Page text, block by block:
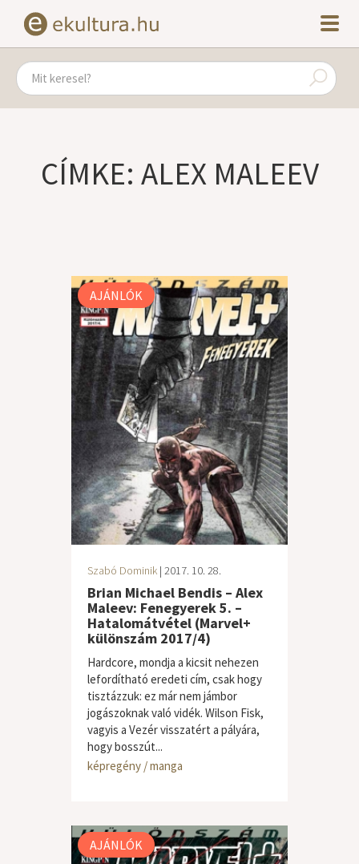
CÍMKE: ALEX MALEEV
AJÁNLÓK
Szabó Dominik | 2017. 10. 28.
Brian Michael Bendis – Alex
Maleev: Fenegyerek 5. –
Hatalomátvétel (Marvel+
különszám 2017/4)
Hardcore, mondja a kicsit nehezen
lefordítható eredeti cím, csak hogy
tisztázzuk: ez már nem jámbor
jogászoknak való vidék. Wilson Fisk,
vagyis a Vezér visszatért a pályára,
hogy bosszút...
képregény / manga
AJÁNLÓK